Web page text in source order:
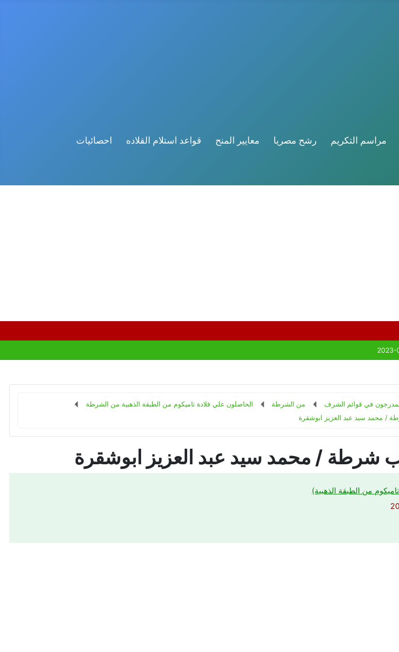
مراسم التكريم رشح مصريا معايير المنح قواعد استلام القلاده احصائيات
في قوائم الشرف من الشرطة
الحاصلون علي قلادة تاميكوم من الطبقة الذهبية من الشرطة
/ محمد سيد عبد العزيز ابوشقرة
شرطة / محمد سيد عبد العزيز ابوشقرة
من الطبقة الذهبية)